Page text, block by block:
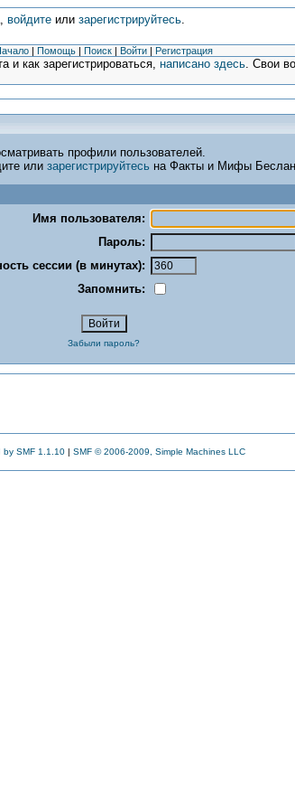
войдитеили зарегистрируйтесь.
| Помощь | Поиск | Войти | Регистрация
и как зарегистрироваться,написано здесь. Свои
профили пользователей.
или зарегистрируйтесь на Факты и Мифы
Имя пользователя:
Пароль:
сессии (в минутах):
Запомнить:
Забыли пароль?
by SMF 1.1.10| SMF © 2006-2009, Simple Machines LLC